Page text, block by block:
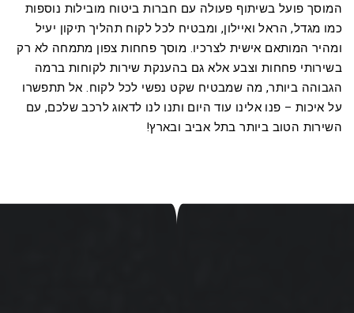
המוסך פועל בשיתוף פעולה עם חברות ביטוח מובילות נוספות
כמו מגדל, הראל ואיילון, ומבטיח לכל לקוח תהליך תיקון יעיל
ומהיר המותאם אישית לצרכיו. מוסך פחחות צפון מתמחה לא רק
בשירותי פחחות וצבע אלא גם בהענקת שירות לקוחות ברמה
הגבוהה ביותר, מה שמבטיח שקט נפשי לכל לקוח. אל תתפשרו
על איכות – פנו אלינו עוד היום ותנו לנו לדאוג לרכב שלכם, עם
השירות הטוב ביותר בתל אביב ובארץ!